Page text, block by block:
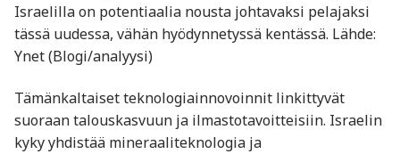
Israelilla on potentiaalia nousta johtavaksi pelajaksi
tässä uudessa, vähän hyödynnetyssä kentässä. Lähde:
Ynet (Blogi/analyysi)
Tämänkaltaiset teknologiainnovoinnit linkittyvät
suoraan talouskasvuun ja ilmastotavoitteisiin. Israelin
kyky yhdistää mineraaliteknologia ja